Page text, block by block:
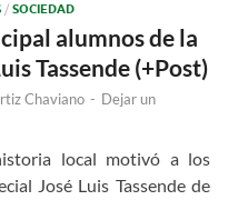
/ SOCIEDAD
alumnos de la
Tassende (+Post)
Chaviano - Dejar un
local motivó a los
José Luis Tassende de